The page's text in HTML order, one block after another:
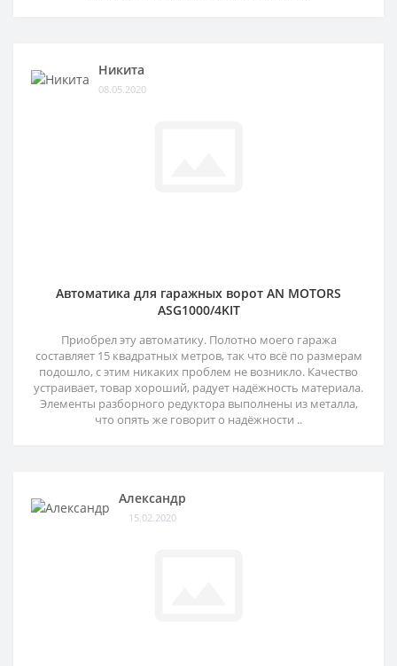
Никита
08.05.2020
Автоматика для гаражных ворот AN MOTORS
ASG1000/4KIT
Приобрел эту автоматику. Полотно моего гаража
составляет 15 квадратных метров, так что всё по размерам
подошло, с этим никаких проблем не возникло. Качество
устраивает, товар хороший, радует надёжность материала.
Элементы разборного редуктора выполнены из металла,
что опять же говорит о надёжности ..
Александр
15.02.2020